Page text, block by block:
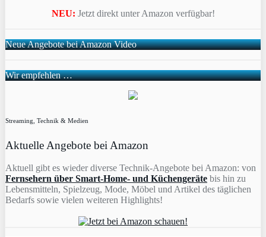
NEU: Jetzt direkt unter Amazon verfügbar!
Neue Angebote bei Amazon Video
Wir empfehlen …
Streaming, Technik & Medien
Aktuelle Angebote bei Amazon
Aktuell gibt es wieder diverse Technik-Angebote bei Amazon: von
Fernsehern über Smart-Home- und Küchengeräte bis hin zu
Lebensmitteln, Spielzeug, Mode, Möbel und Artikel des täglichen
Bedarfs sowie vielen weiteren Highlights!